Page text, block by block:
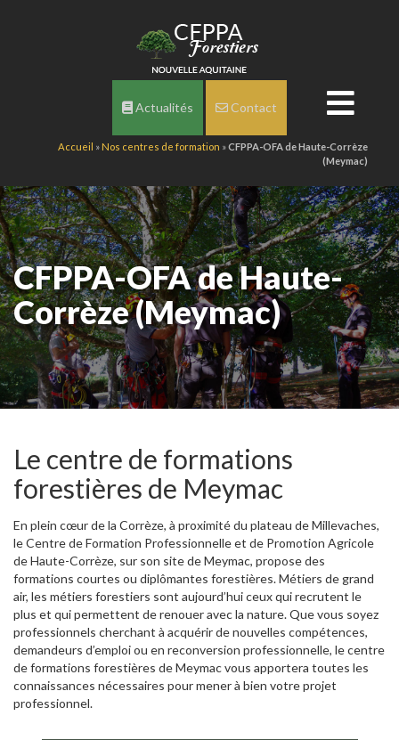
Actualités Contact
Accueil » Nos centres de formation »CFPPA-OFA de Haute-Corrèze
(Meymac)
CFPPA-OFA de Haute-
Corrèze (Meymac)
Le centre de formations
forestières de Meymac
En plein cœur de la Corrèze, à proximité du plateau de Millevaches,
le Centre de Formation Professionnelle et de Promotion Agricole
de Haute-Corrèze, sur son site de Meymac, propose des
formations courtes ou diplômantes forestières. Métiers de grand
air, les métiers forestiers sont aujourd’hui ceux qui recrutent le
plus et qui permettent de renouer avec la nature. Que vous soyez
professionnels cherchant à acquérir de nouvelles compétences,
demandeurs d’emploi ou en reconversion professionnelle, le centre
de formations forestières de Meymac vous apportera toutes les
connaissances nécessaires pour mener à bien votre projet
professionnel.